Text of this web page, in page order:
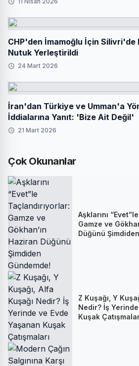
CHP'den İmamoğlu İçin Silivri'de
Nutuk Yerleştirildi
24 Mart 2026
İran'dan Türkiye ve Umman'a
İddialarına Yanıt: 'Bize Ait Değil'
21 Mart 2026
Çok Okunanlar
Aşklarını
Gamze ve
Düğünü
Z Kuşağı, Y
Nedir? İş
Kuşak